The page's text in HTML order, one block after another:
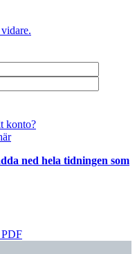
konto?
ned hela tidningen som